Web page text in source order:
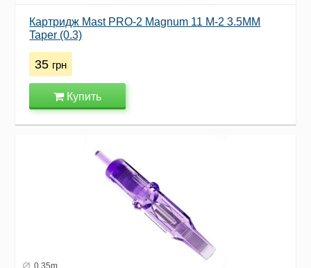
Картридж Mast PRO-2 Magnum 11 M-2 3.5MM
Taper (0.3)
35 грн
Купить
0.35m